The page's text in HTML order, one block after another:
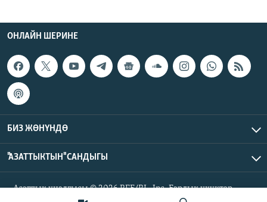
ОНЛАЙН ШЕРИНЕ
БИЗ ЖӨНҮНДӨ
"АЗАТТЫКТЫН" САНДЫГЫ
Азаттык үналгысы © 2026 RFE/RL, Inc. Бардык укуктар